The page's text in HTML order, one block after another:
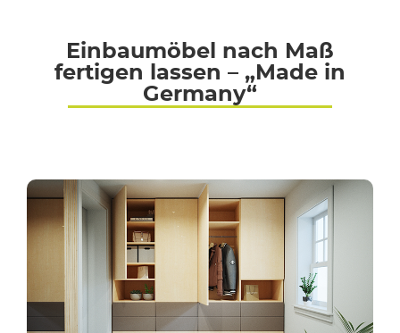
Einbaumöbel nach Maß
fertigen lassen – „Made in
Germany“